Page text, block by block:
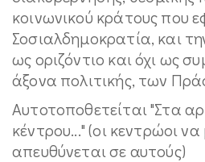
κοινωνικού κράτους που
Σοσιαλδημοκρατία, και
ως οριζόντιο και όχι ως
άξονα πολιτικής, των
Αυτοτοποθετείται "Στα
κέντρου..." (οι κεντρώοι
απευθύνεται σε αυτούς)